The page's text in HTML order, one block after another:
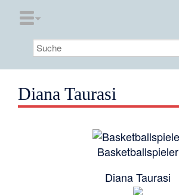
Diana Taurasi
Basketballspieler
Diana Taurasi